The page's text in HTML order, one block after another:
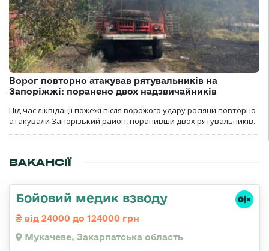
Ворог повторно атакував рятувальників на
Запоріжжі: поранено двох надзвичайників
Під час ліквідації пожежі після ворожого удару росіяни повторно
атакували Запорізький район, поранивши двох рятувальників.
ВАКАНСІЇ
Бойовий медик взводу
від 24000 до 124000 грн
Мукачеве, Закарпатська область